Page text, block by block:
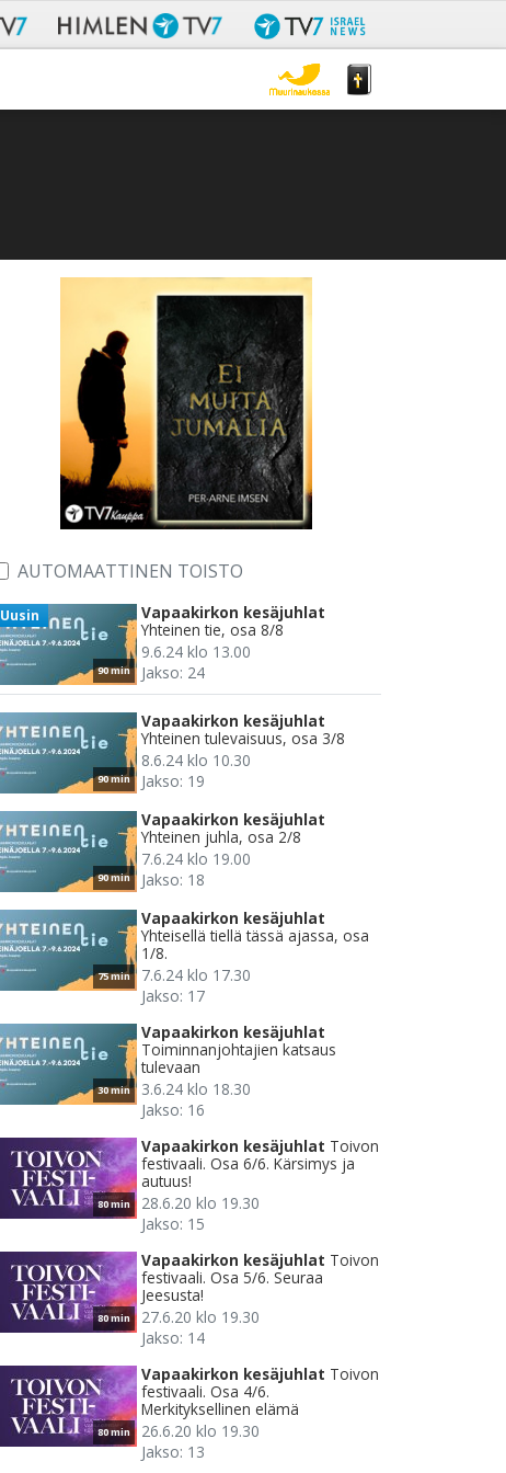
AUTOMAATTINEN TOISTO
90 min
Uusin
Vapaakirkon kesäjuhlat
Yhteinen tie, osa 8/8
9.6.24 klo 13.00
Jakso: 24
90 min
Vapaakirkon kesäjuhlat
Yhteinen tulevaisuus, osa 3/8
8.6.24 klo 10.30
Jakso: 19
90 min
Vapaakirkon kesäjuhlat
Yhteinen juhla, osa 2/8
7.6.24 klo 19.00
Jakso: 18
75 min
Vapaakirkon kesäjuhlat
Yhteisellä tiellä tässä ajassa, osa
1/8.
7.6.24 klo 17.30
Jakso: 17
30 min
Vapaakirkon kesäjuhlat
Toiminnanjohtajien katsaus
tulevaan
3.6.24 klo 18.30
Jakso: 16
80 min
Vapaakirkon kesäjuhlat Toivon
festivaali. Osa 6/6. Kärsimys ja
autuus!
28.6.20 klo 19.30
Jakso: 15
80 min
Vapaakirkon kesäjuhlat Toivon
festivaali. Osa 5/6. Seuraa
Jeesusta!
27.6.20 klo 19.30
Jakso: 14
80 min
Vapaakirkon kesäjuhlat Toivon
festivaali. Osa 4/6.
Merkityksellinen elämä
26.6.20 klo 19.30
Jakso: 13